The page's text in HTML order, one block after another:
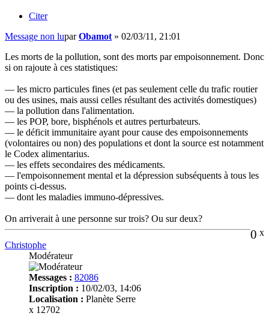
Citer
Message non luparObamot » 02/03/11, 21:01
Les morts de la pollution, sont des morts par empoisonnement. Donc
si on rajoute à ces statistiques:
— les micro particules fines (et pas seulement celle du trafic routier
ou des usines, mais aussi celles résultant des activités domestiques)
— la pollution dans l'alimentation.
— les POP, bore, bisphénols et autres perturbateurs.
— le déficit immunitaire ayant pour cause des empoisonnements
(volontaires ou non) des populations et dont la source est notamment
le Codex alimentarius.
— les effets secondaires des médicaments.
— l'empoisonnement mental et la dépression subséquents à tous les
points ci-dessus.
— dont les maladies immuno-dépressives.
On arriverait à une personne sur trois? Ou sur deux?
0 x
Christophe
Modérateur
Messages : 82086
Inscription : 10/02/03, 14:06
Localisation : Planète Serre
x 12702